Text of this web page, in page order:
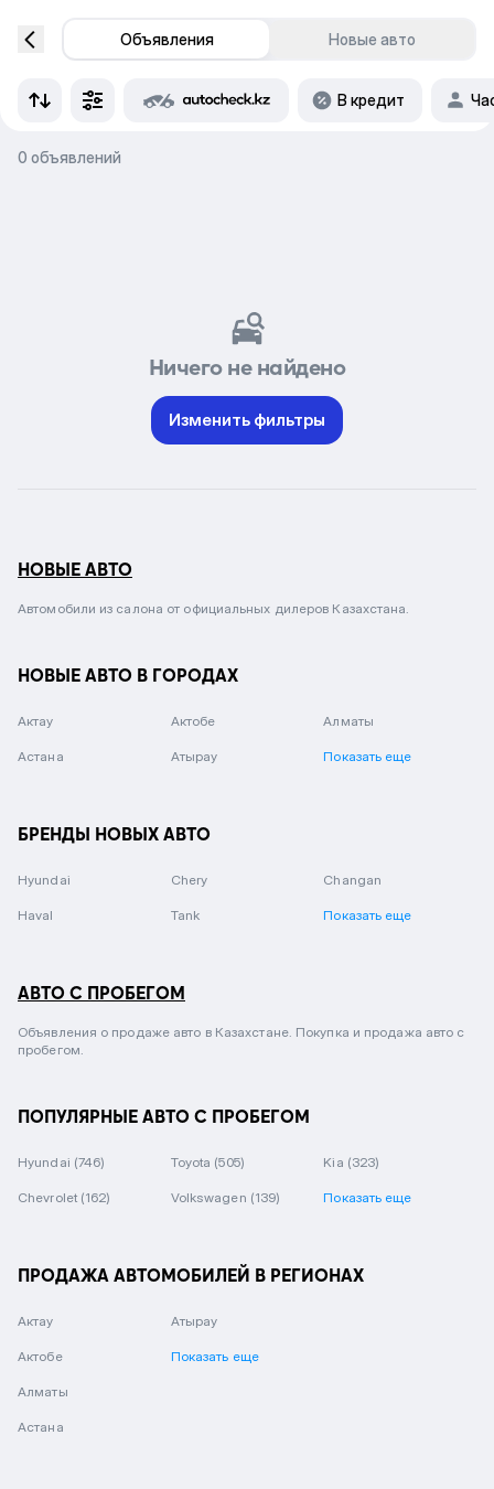
Объявления Новые авто
В кредит
0 объявлений
Ничего не найдено
Изменить фильтры
НОВЫЕ АВТО
Автомобили из салона от официальных дилеров Казахстана.
НОВЫЕ АВТО В ГОРОДАХ
Актау Актобе Алматы
Астана Атырау Показать еще
БРЕНДЫ НОВЫХ АВТО
Hyundai Chery Changan
Haval Tank Показать еще
АВТО С ПРОБЕГОМ
Объявления о продаже авто в Казахстане. Покупка и продажа авто с
пробегом.
ПОПУЛЯРНЫЕ АВТО С ПРОБЕГОМ
Hyundai (746) Toyota (505) Kia (323)
Chevrolet (162) Volkswagen (139) Показать еще
ПРОДАЖА АВТОМОБИЛЕЙ В РЕГИОНАХ
Актау
Актобе
Алматы
Астана
Атырау
Показать еще